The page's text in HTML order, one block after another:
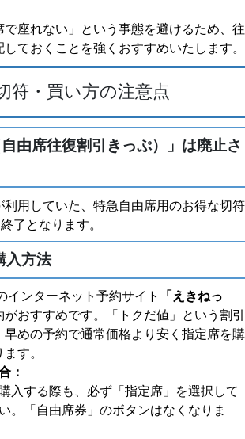
で座れない」という事態を避けるため、往
ておくことを強くおすすめいたします。
符・買い方の注意点
自由席往復割引きっぷ）」は廃止さ
利用していた、特急自由席用のお得な切符
了となります。
入方法
インターネット予約サイト 「えきねっ
おすすめです。「トクだ値」という割引
めの予約で通常価格より安く指定席を購
す。
：
入する際も、必ず「指定席」を選択して
。「自由席券」のボタンはなくなりま